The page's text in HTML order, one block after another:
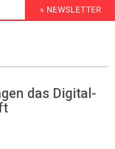
HEADER
MENU
» NEWSLETTER
das Digital-